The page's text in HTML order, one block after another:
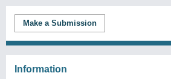
Make a Submission
Information